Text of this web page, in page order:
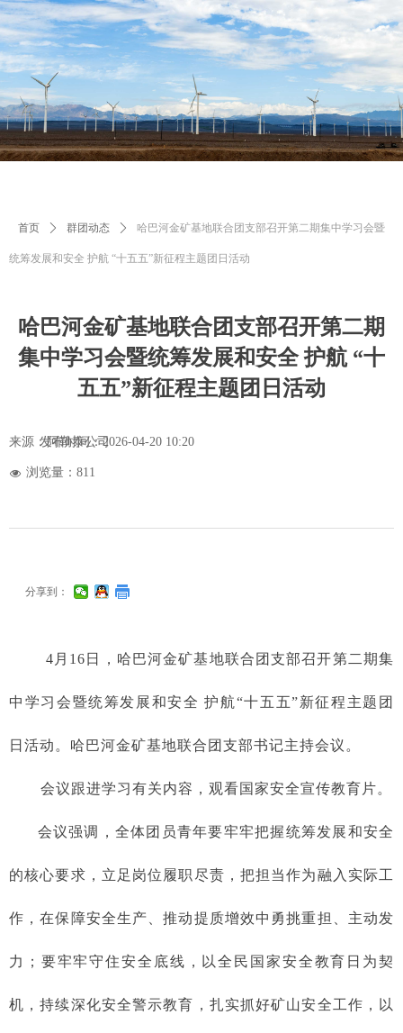
哈巴河金矿基地联合团支部召开第二期
集中学习会暨统筹发展和安全 护航 “十
五五”新征程主题团日活动
4月16日，哈巴河金矿基地联合团支部召开第二期集
中学习会暨统筹发展和安全 护航“十五五”新征程主题团
日活动。哈巴河金矿基地联合团支部书记主持会议。
会议跟进学习有关内容，观看国家安全宣传教育片。
会议强调，全体团员青年要牢牢把握统筹发展和安全
的核心要求，立足岗位履职尽责，把担当作为融入实际工
作，在保障安全生产、推动提质增效中勇挑重担、主动发
力；要牢牢守住安全底线，以全民国家安全教育日为契
机，持续深化安全警示教育，扎实抓好矿山安全工作，以
发布时间：2026-04-20 10:20
来源：阿勒泰公司
넶 浏览量： 811
首页 ꄲ 群团动态 ꄲ 哈巴河金矿基地联合团支部召开第二期集中学习会暨
统筹发展和安全 护航 “十五五”新征程主题团日活动
分享到：